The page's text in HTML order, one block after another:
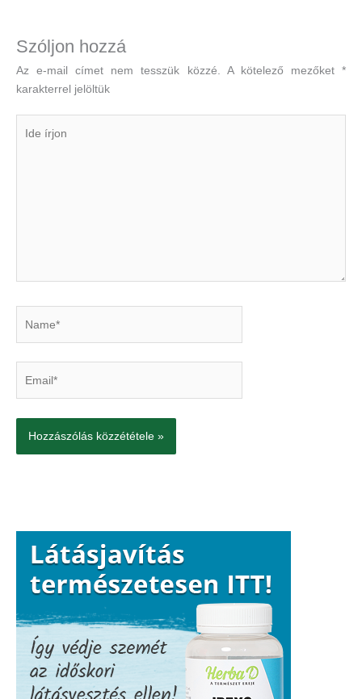
Szóljon hozzá
Az e-mail címet nem tesszük közzé. A kötelező mezőket*
karakterrel jelöltük